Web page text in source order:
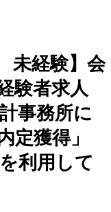
未経験】会
験者求人
事務所に
定獲得」
利用して